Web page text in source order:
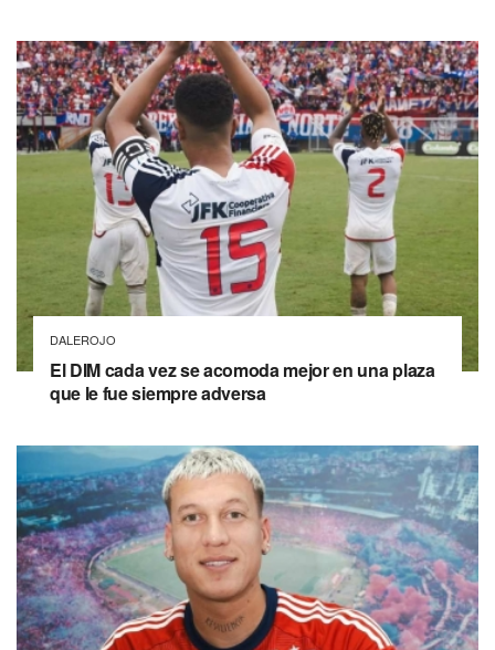
DALEROJO
El DIM cada vez se acomoda mejor en una plaza
que le fue siempre adversa